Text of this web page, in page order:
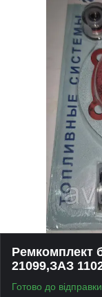
Ремкомплект
21099,ЗАЗ
Готово до відправки